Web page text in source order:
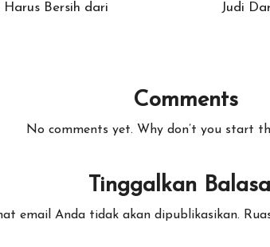
Bersih dari
Judi
Comments
No comments yet. Why don’t you start
Tinggalkan
email Anda tidak akan dipublikasikan.